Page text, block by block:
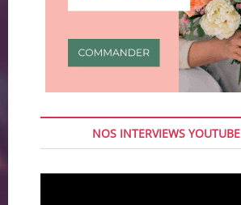
NOS INTERVIEWS YOUTUBE